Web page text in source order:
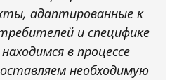
адаптированные к
и специфике
в процессе
необходимую